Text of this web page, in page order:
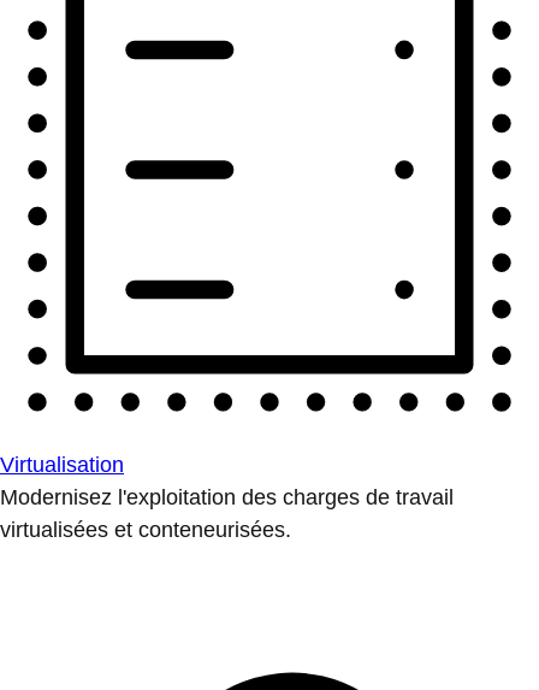
Virtualisation
Modernisez l'exploitation des charges de travail
virtualisées et conteneurisées.